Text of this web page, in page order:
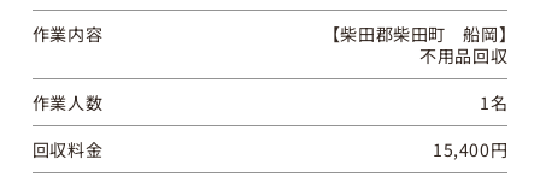
作業内容
【柴田郡柴田町 船岡】
不用品回収
作業人数
1名
回収料金
15,400円